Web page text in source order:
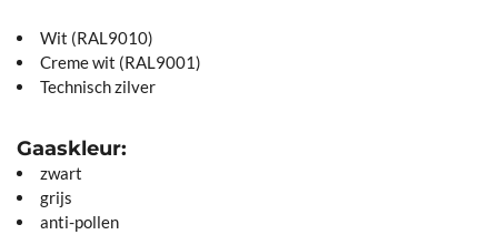
Wit (RAL9010)
Creme wit (RAL9001)
Technisch zilver
Gaaskleur:
zwart
grijs
anti-pollen